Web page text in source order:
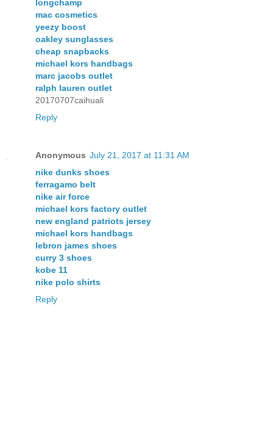
longchamp
mac cosmetics
yeezy boost
oakley sunglasses
cheap snapbacks
michael kors handbags
marc jacobs outlet
ralph lauren outlet
20170707caihuali
Reply
Anonymous July 21, 2017 at 11:31 AM
nike dunks shoes
ferragamo belt
nike air force
michael kors factory outlet
new england patriots jersey
michael kors handbags
lebron james shoes
curry 3 shoes
kobe 11
nike polo shirts
Reply